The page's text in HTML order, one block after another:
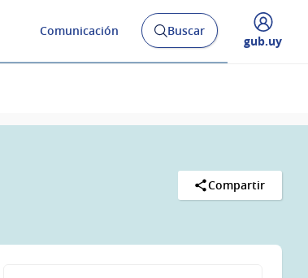
Comunicación
AbrirBuscar
Desplegar
gub.uy
Compartir